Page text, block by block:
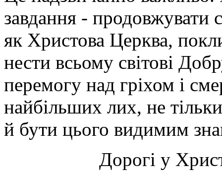
завдання - продовжувати
як Христова Церква,
нести всьому світові
перемогу над гріхом і
найбільших лих, не
й бути цього видимим
Дорогі у